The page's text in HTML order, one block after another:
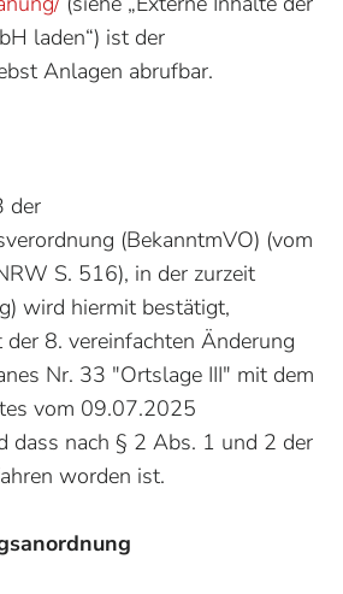
laden“) ist der
Anlagen abrufbar.
der
(BekanntmVO) (vom
S. 516), in der zurzeit
wird hiermit bestätigt,
8. vereinfachten Änderung
Nr. 33 "Ortslage III" mit dem
vom 09.07.2025
dass nach § 2 Abs. 1 und 2 der
worden ist.